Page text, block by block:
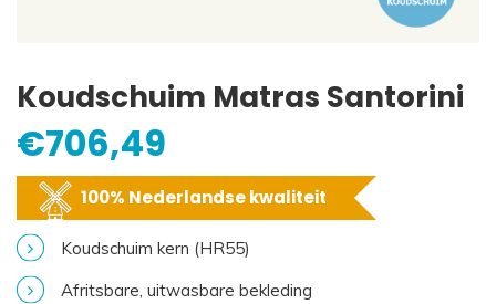
Koudschuim Matras Santorini
€706,49
100% Nederlandse kwaliteit
Koudschuim kern (HR55)
Afritsbare, uitwasbare bekleding